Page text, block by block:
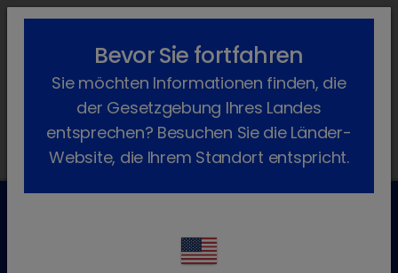
lock_outline search menu
Freiverkäuflich
Wasserstoffperoxid
Kundenservice für Tierarztpraxen
Bevor Sie fortfahren
Sie möchten Informationen finden, die
der Gesetzgebung Ihres Landes
entsprechen? Besuchen Sie die Länder-
Website, die Ihrem Standort entspricht.